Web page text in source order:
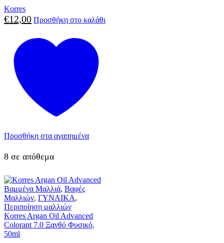
Korres
€12,00 Προσθήκη στο καλάθι
Προσθήκη στα αγαπημένα
8 σε απόθεμα
Βαμμένα Μαλλιά, Βαφές
Μαλλιών, ΓΥΝΑΙΚΑ,
Περιποίηση μαλλιών
Korres Argan Oil Advanced
Colorant 7.0 Ξανθό Φυσικό,
50ml